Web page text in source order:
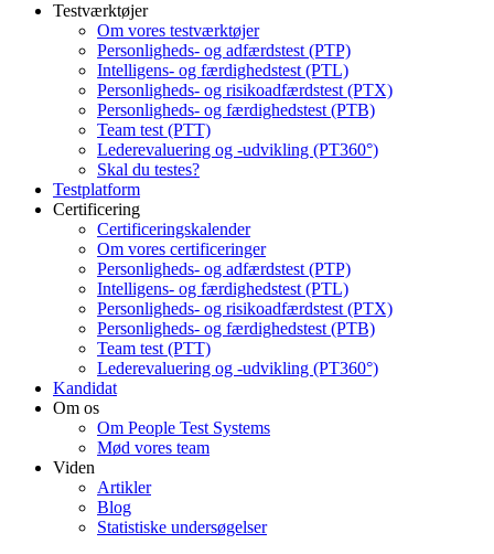
Testværktøjer
Om vores testværktøjer
Personligheds- og adfærdstest (PTP)
Intelligens- og færdighedstest (PTL)
Personligheds- og risikoadfærdstest (PTX)
Personligheds- og færdighedstest (PTB)
Team test (PTT)
Lederevaluering og -udvikling (PT360°)
Skal du testes?
Testplatform
Certificering
Certificeringskalender
Om vores certificeringer
Personligheds- og adfærdstest (PTP)
Intelligens- og færdighedstest (PTL)
Personligheds- og risikoadfærdstest (PTX)
Personligheds- og færdighedstest (PTB)
Team test (PTT)
Lederevaluering og -udvikling (PT360°)
Kandidat
Om os
Om People Test Systems
Mød vores team
Viden
Artikler
Blog
Statistiske undersøgelser